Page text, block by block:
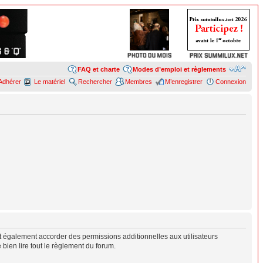
Modes d’emploi et règlements
FAQ et charte
Connexion
M’enregistrer
Membres
Rechercher
Le matériel
accorder des permissions additionnelles aux utilisateurs
lire tout le règlement du forum.